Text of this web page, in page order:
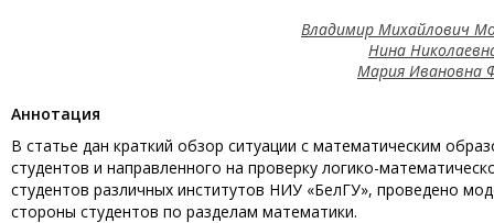
Владимир Михайлович
Нина
Мария Ивановна
Aннотация
В статье дан краткий обзор ситуации с математическим
студентов и направленного на проверку логико-
студентов различных институтов НИУ «БелГУ», проведено
стороны студентов по разделам математики.